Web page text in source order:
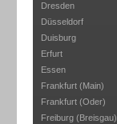
Dresden
Düsseldorf
Duisburg
Erfurt
Essen
Frankfurt (Main)
Frankfurt (Oder)
Freiburg (Breisgau)